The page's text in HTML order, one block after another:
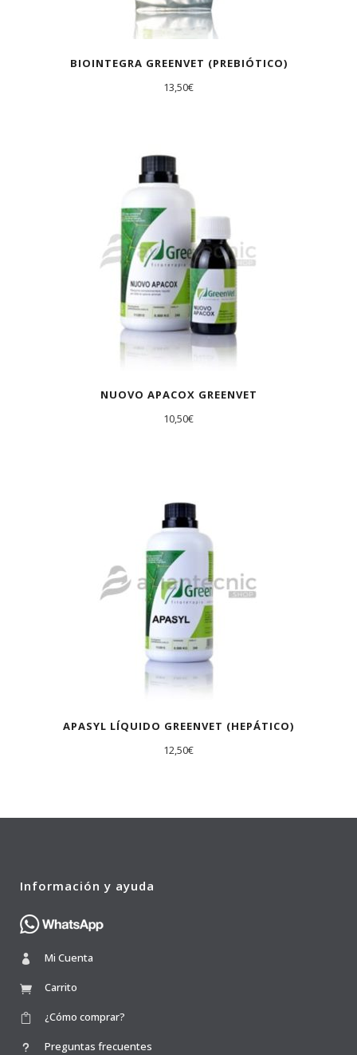
BIOINTEGRA GREENVET (PREBIÓTICO)
13,50€
NUOVO APACOX GREENVET
10,50€
APASYL LÍQUIDO GREENVET (HEPÁTICO)
12,50€
Información y ayuda
Mi Cuenta
Carrito
¿Cómo comprar?
Preguntas frecuentes